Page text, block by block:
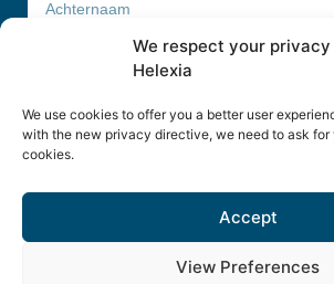
We respect your privacy
Helexia
We use cookies to offer you a better user
with the new privacy directive, we need to ask for
cookies.
Accept
View Preferences
Abonneer
Helexia Belgium © 2022